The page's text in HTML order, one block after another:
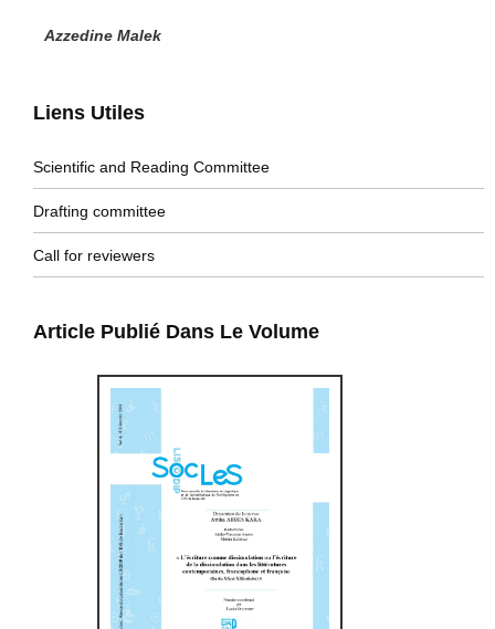
Liens Utiles
Scientific and Reading Committee
Drafting committee
Call for reviewers
Article Publié Dans Le Volume
Azzedine Malek